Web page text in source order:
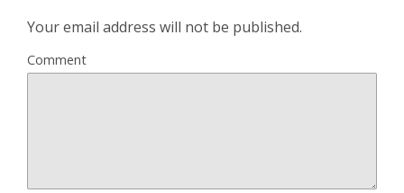
Your email address will not be published.
Comment